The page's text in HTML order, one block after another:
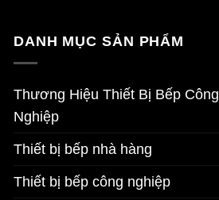
DANH MỤC SẢN PHẨM
Thương Hiệu Thiết Bị Bếp Công
Nghiệp
Thiết bị bếp nhà hàng
Thiết bị bếp công nghiệp